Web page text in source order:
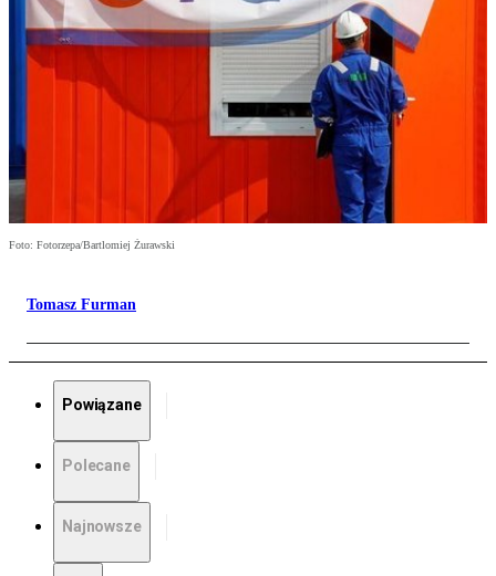
Foto: Fotorzepa/Bartlomiej Żurawski
Tomasz Furman
Powiązane
Polecane
Najnowsze